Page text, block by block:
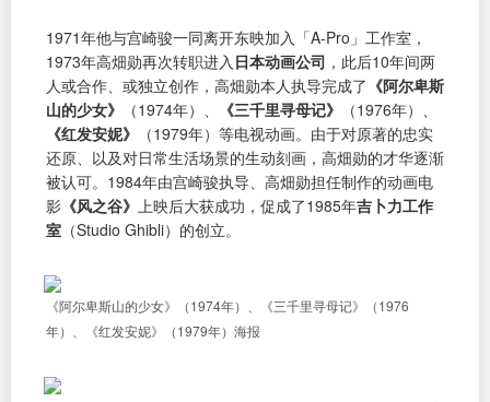
1971年他与宫崎骏一同离开东映加入「A-Pro」工作室，
1973年高畑勋再次转职进入 日本动画公司 ，此后10年间两
人或合作、或独立创作，高畑勋本人执导完成了 《阿尔卑斯
山的少女》
（1974年）、 《三千里寻母记》
（1976年）、
《红发安妮》
（1979年）等电视动画。由于对原著的忠实
还原、以及对日常生活场景的生动刻画，高畑勋的才华逐渐
被认可。1984年由宫崎骏执导、高畑勋担任制作的动画电
影 《风之谷》 上映后大获成功，促成了1985年吉卜力工作
室 （Studio Ghibli）的创立。
《阿尔卑斯山的少女》（1974年）、《三千里寻母记》（1976
年）、《红发安妮》（1979年）海报